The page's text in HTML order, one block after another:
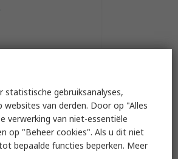
statistische gebruiksanalyses,
van derden. Door op "Alles
verwerking van niet-essentiële
op "Beheer cookies". Als u dit niet
bepaalde functies beperken. Meer